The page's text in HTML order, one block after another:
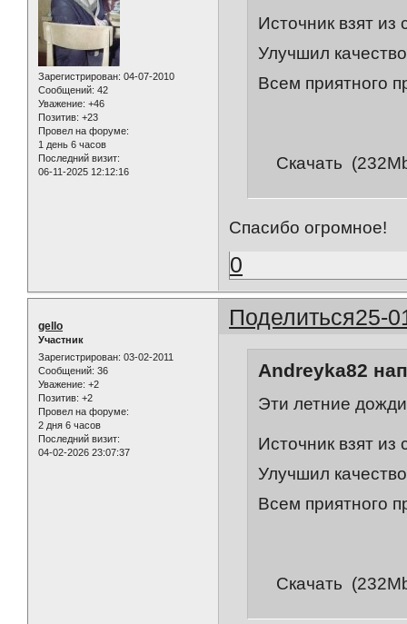
Зарегистрирован: 04-07-2010
Сообщений: 42
Уважение: +46
Позитив: +23
Провел на форуме:
1 день 6 часов
Последний визит:
06-11-2025 12:12:16
Источник взят из
Улучшил
Всем приятного
Скачать
Спасибо огромное!
0
Поделиться25-
gello
Участник
Зарегистрирован: 03-02-2011
Сообщений: 36
Уважение: +2
Позитив: +2
Провел на форуме:
2 дня 6 часов
Последний визит:
04-02-2026 23:07:37
Andreyka82
Эти летние
Источник взят из
Улучшил
Всем приятного
Скачать